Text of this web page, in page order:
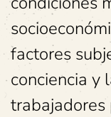
factores
conciencia y
trabajadores